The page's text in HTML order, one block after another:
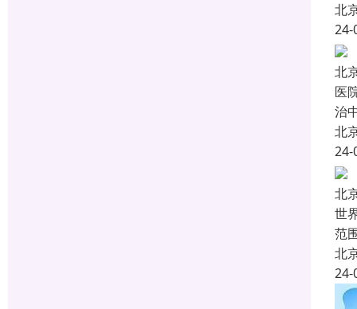
北
24-
北
医
治
北
24-
北
世
范
北
24-